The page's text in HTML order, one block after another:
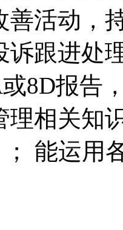
善活动，
诉跟进处
8D报告
理相关知
能运用